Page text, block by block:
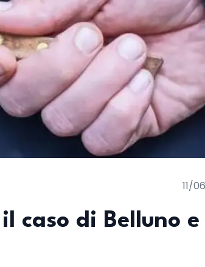
11/
caso di Belluno e